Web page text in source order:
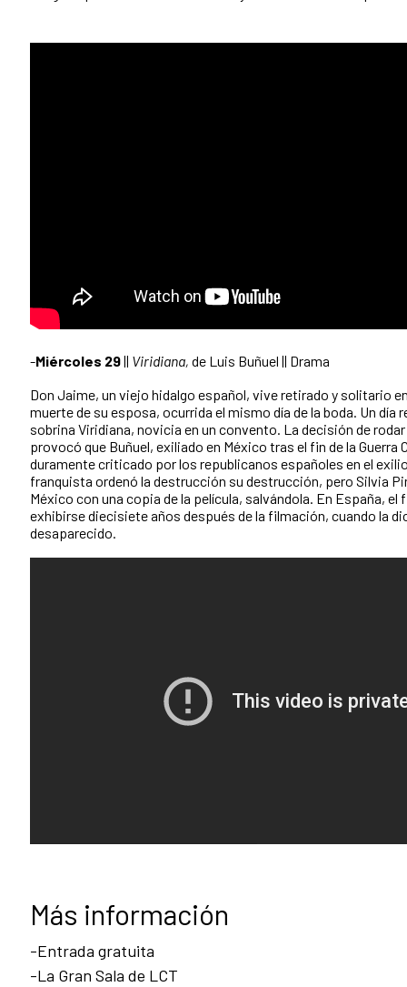
-Miércoles 29|| Viridiana, de Luis Buñuel || Drama
Don Jaime, un viejo hidalgo español, vive retirado y solitario
muerte de su esposa, ocurrida el mismo día de la boda. Un día
sobrina Viridiana, novicia en un convento. La decisión de
provocó que Buñuel, exiliado en México tras el fin de la Guerra
duramente criticado por los republicanos españoles en el
franquista ordenó la destrucción su destrucción, pero Silvia
México con una copia de la película, salvándola. En España, el
exhibirse diecisiete años después de la filmación, cuando la
desaparecido.
Más información
-Entrada gratuita
-La Gran Sala de LCT